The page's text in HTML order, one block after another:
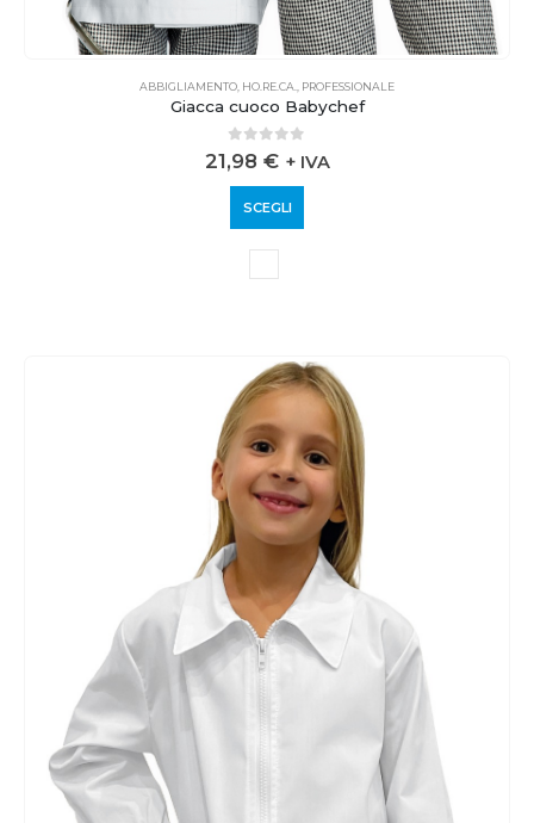
ABBIGLIAMENTO, HO.RE.CA., PROFESSIONALE
Giacca cuoco Babychef
0out of 5
21,98 € + IVA
SCEGLI